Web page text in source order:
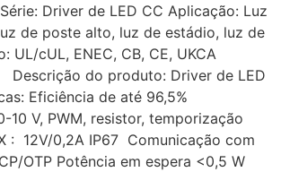
Driver de LED CC Aplicação: Luz
de poste alto, luz de estádio, luz de
UL/cUL, ENEC, CB, CE, UKCA
Descrição do produto: Driver de LED
Eficiência de até 96,5%
10 V, PWM, resistor, temporização
: 12V/0,2A IP67 Comunicação com
OTP Potência em espera <0,5 W